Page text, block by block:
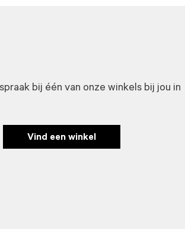
bij één van onze winkels bij jou in
Vind een winkel